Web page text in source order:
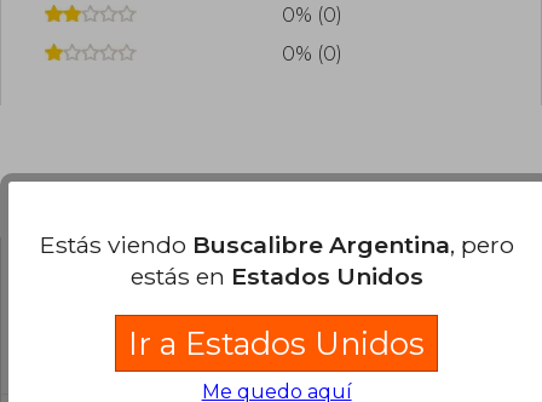
0% (0)
0% (0)
¿El libro es original?
Todos los libros de nuestro
catálogo son Originales.
Estás viendo Buscalibre Argentina, pero
estás en Estados Unidos
Ir a Estados Unidos
Me quedo aquí